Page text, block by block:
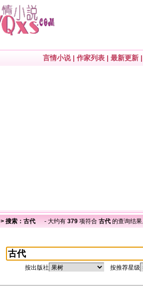
言情小说| 作家列表 | 最新更新
> 搜索：古代 - 大约有 379 项符合 古代 的查询结
按出版社 按推荐星级